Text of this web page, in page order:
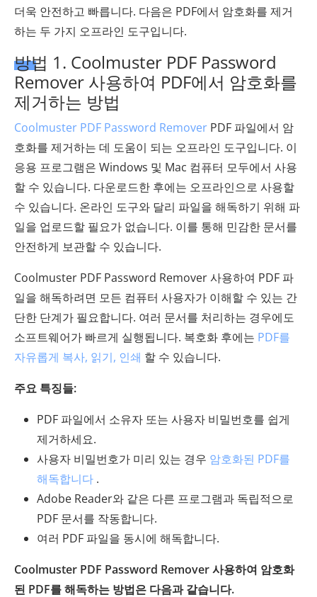
더욱 안전하고 빠릅니다. 다음은 PDF에서 암호화를 제거
하는 두 가지 오프라인 도구입니다.
방법 1. Coolmuster PDF Password
Remover 사용하여 PDF에서 암호화를
제거하는 방법
Coolmuster PDF Password Remover PDF 파일에서 암
호화를 제거하는 데 도움이 되는 오프라인 도구입니다. 이
응용 프로그램은 Windows 및 Mac 컴퓨터 모두에서 사용
할 수 있습니다. 다운로드한 후에는 오프라인으로 사용할
수 있습니다. 온라인 도구와 달리 파일을 해독하기 위해 파
일을 업로드할 필요가 없습니다. 이를 통해 민감한 문서를
안전하게 보관할 수 있습니다.
Coolmuster PDF Password Remover 사용하여 PDF 파
일을 해독하려면 모든 컴퓨터 사용자가 이해할 수 있는 간
단한 단계가 필요합니다. 여러 문서를 처리하는 경우에도
소프트웨어가 빠르게 실행됩니다. 복호화 후에는 PDF를
자유롭게 복사, 읽기, 인쇄 할 수 있습니다.
주요 특징들:
PDF 파일에서 소유자 또는 사용자 비밀번호를 쉽게
제거하세요.
사용자 비밀번호가 미리 있는 경우 암호화된 PDF를
해독합니다 .
Adobe Reader와 같은 다른 프로그램과 독립적으로
PDF 문서를 작동합니다.
여러 PDF 파일을 동시에 해독합니다.
Coolmuster PDF Password Remover 사용하여 암호화
된 PDF를 해독하는 방법은 다음과 같습니다.